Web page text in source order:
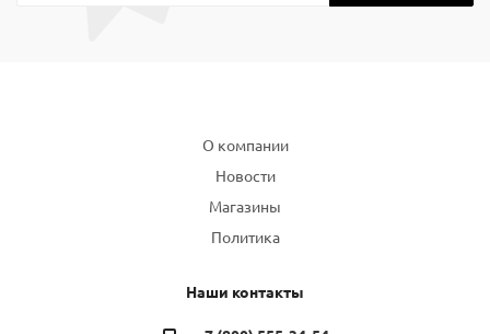
О компании
Новости
Магазины
Политика
Наши контакты